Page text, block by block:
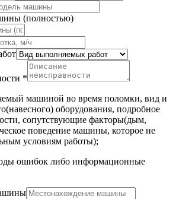
(полностью)
*
машиной во время поломки, вид и
оборудования, подробное
сопутствующие факторы(дым,
поведение машины, которое не
условиям работы);
ошибок либо информационные